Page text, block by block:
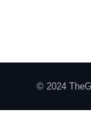
© 2024